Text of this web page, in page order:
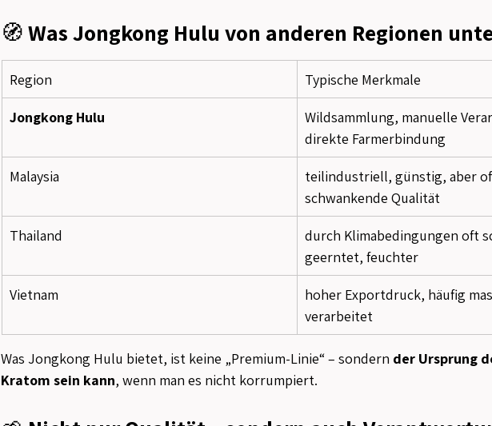
🧭 Was Jongkong Hulu von anderen Regionen
Region Typische Merkmale
Jongkong Hulu
Wildsammlung, manuelle
direkte Farmerbindung
Malaysia
teilindustriell, günstig, aber
schwankende Qualität
Thailand
durch Klimabedingungen oft
geerntet, feuchter
Vietnam
hoher Exportdruck, häufig
verarbeitet
Was Jongkong Hulu bietet, ist keine „Premium-Linie“ – sondern der Ursprung
Kratom sein kann, wenn man es nicht korrumpiert.